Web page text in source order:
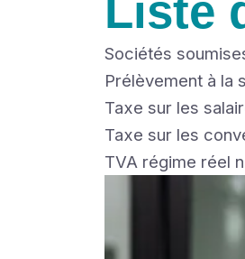
Liste
Sociétés
Prélèvement à la
Taxe sur les
Taxe sur les
TVA régime réel